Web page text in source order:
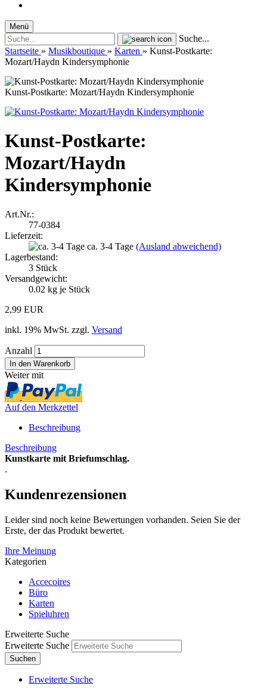
Menü
Suche...
Startseite » Musikboutique » Karten » Kunst-Postkarte:
Mozart/Haydn Kindersymphonie
Kunst-Postkarte: Mozart/Haydn Kindersymphonie
Kunst-Postkarte:
Mozart/Haydn
Kindersymphonie
Art.Nr.:
77-0384
Lieferzeit:
ca. 3-4 Tage (Ausland abweichend)
Lagerbestand:
3 Stück
Versandgewicht:
0.02 kg je Stück
2,99 EUR
inkl. 19% MwSt. zzgl. Versand
Anzahl
Weiter mit
Auf den Merkzettel
Beschreibung
Beschreibung
Kunstkarte mit Briefumschlag.
.
Kundenrezensionen
Leider sind noch keine Bewertungen vorhanden. Seien Sie der
Erste, der das Produkt bewertet.
Ihre Meinung
Kategorien
Accecoires
Büro
Karten
Spieluhren
Erweiterte Suche
Erweiterte Suche
Suchen
Erweiterte Suche